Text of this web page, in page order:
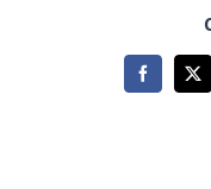
Facebook
X